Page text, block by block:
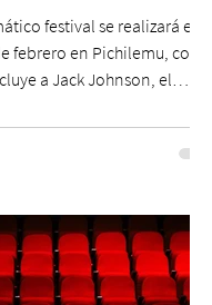
Jack Johnson
festival se realizará el
febrero en Pichilemu, con un
a Jack Johnson, el
agosto comienza la
Santander con 30%
a esta preventa exclusiva
la segunda etapa con una
20% descuento para los
banco y 20% para las